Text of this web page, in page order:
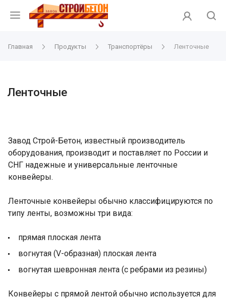
Главная Продукты Транспортёры Ленточные
Ленточные
Завод Строй-Бетон, известный производитель
оборудования, производит и поставляет по России и
СНГ надежные и универсальные ленточные
конвейеры.
Ленточные конвейеры обычно классифицируются по
типу ленты, возможны три вида:
прямая плоская лента
вогнутая (V-образная) плоская лента
вогнутая шевронная лента (с ребрами из резины)
Конвейеры с прямой лентой обычно используется для